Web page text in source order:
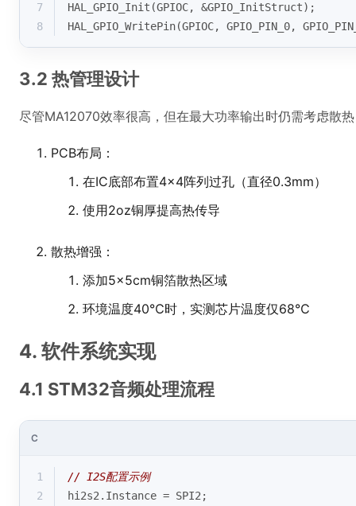
7
HAL_GPIO_Init(GPIOC, &GPIO_InitStruct);
8
HAL_GPIO_WritePin(GPIOC, GPIO_PIN_0,
3.2 热管理设计
尽管MA12070效率很高，但在最大功率输出时仍需考虑散
PCB布局：
在IC底部布置4×4阵列过孔（直径0.3mm）
使用2oz铜厚提高热传导
散热增强：
添加5×5cm铜箔散热区域
环境温度40℃时，实测芯片温度仅68℃
4. 软件系统实现
4.1 STM32音频处理流程
C
1
// I2S配置示例
2
hi2s2.Instance = SPI2;